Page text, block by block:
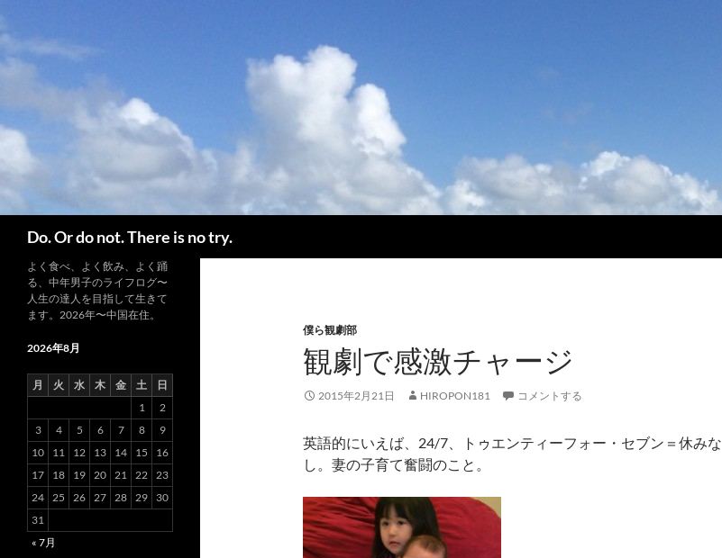
ン
Do. Or do not. There is no try.
僕ら観劇部
観劇で感激チャージ
2015年2月21日 HIROPON181 コメントする
英語的にいえば、24/7、トゥエンティーフォー・セブン＝休みな
し。妻の子育て奮闘のこと。
よく食べ、よく飲み、よく踊
る、中年男子のライフログ〜
人生の達人を目指して生きて
ます。2026年〜中国在住。
2026年8月
月 火 水 木 金 土
日
1
2
3
4 5 6 7 8
9
10
11 12 13 14 15
16
17
18 19 20 21 22 23
24 25 26 27 28 29
30
31
« 7月